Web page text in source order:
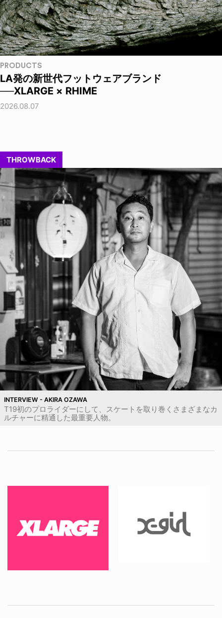
PRODUCTS
LA発の新世代フットウェアブランド
──XLARGE × RHIME
2026.08.07
THROWBACK
INTERVIEW - AKIRA OZAWA
T19初のプロライダーにして、スケートを取り巻くさまざまなカ
ルチャーに精通した最重要人物。